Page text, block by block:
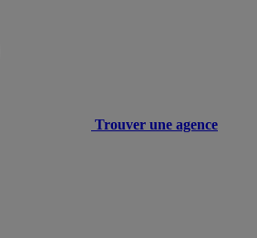
Trouver une agence